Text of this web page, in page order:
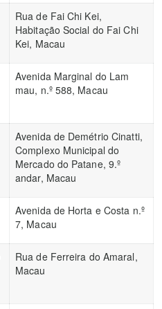
Rua de Fai Chi Kei,
Habitação Social do Fai Chi
Kei, Macau
Avenida Marginal do Lam
mau, n.º 588, Macau
Avenida de Demétrio Cinatti,
Complexo Municipal do
Mercado do Patane, 9.º
andar, Macau
Avenida de Horta e Costa n.º
7, Macau
Rua de Ferreira do Amaral,
Macau